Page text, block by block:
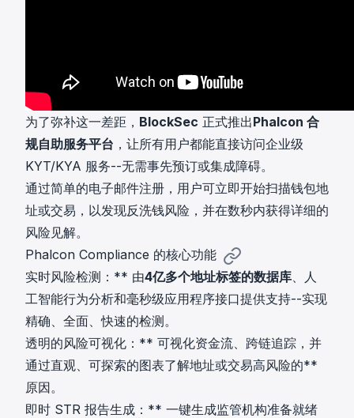
为了弥补这一差距， BlockSec 正式推出Phalcon 合
规自助服务平台 ，让所有用户都能直接访问企业级
KYT/KYA 服务--无需事先预订或集成障碍。
通过简单的电子邮件注册，用户可立即开始扫描钱包地
址或交易，以发现反洗钱风险，并在数秒内获得详细的
风险见解。
Phalcon Compliance 的核心功能
实时风险检测：** 由4亿多个地址标签的数据库、人
工智能行为分析和毫秒级应用程序接口提供支持--实现
精确、全面、快速的检测。
透明的风险可视化：** 可视化资金流、跨链追踪，并
通过直观、可探索的图表了解地址或交易高风险的**
原因。
即时 STR 报告生成：** 一键生成监管机构准备就绪